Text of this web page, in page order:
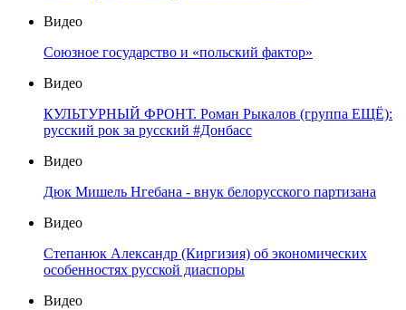
Видео
Союзное государство и «польский фактор»
Видео
КУЛЬТУРНЫЙ ФРОНТ. Роман Рыкалов (группа ЕЩЁ):
русский рок за русский #Донбасс
Видео
Дюк Мишель Нгебана - внук белорусского партизана
Видео
Степанюк Александр (Киргизия) об экономических
особенностях русской диаспоры
Видео